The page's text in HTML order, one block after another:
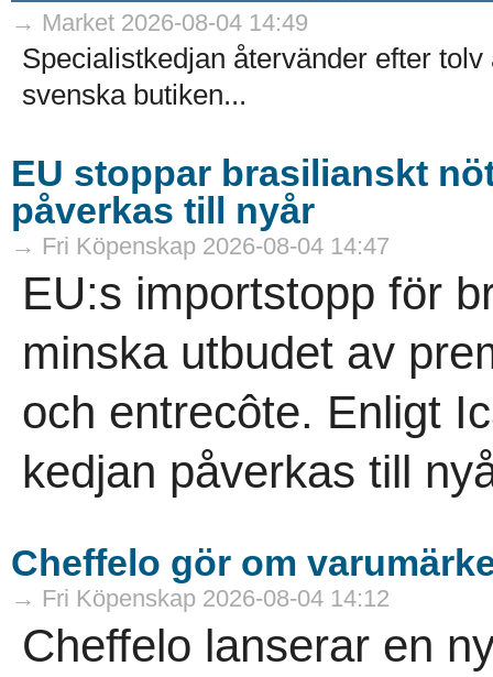
→ Market 2026-08-04 14:49
Specialistkedjan återvänder efter
svenska butiken...
EU stoppar brasilianskt
påverkas till nyår
→ Fri Köpenskap 2026-08-04 14:47
EU:s importstopp för
minska utbudet av
och entrecôte. Enligt
kedjan påverkas till
Cheffelo gör om
→ Fri Köpenskap 2026-08-04 14:12
Cheffelo lanserar en